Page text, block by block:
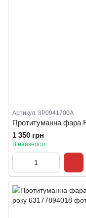
Артикул: 8P0941700A
Протитуманна фара
1 350 грн
В наявності